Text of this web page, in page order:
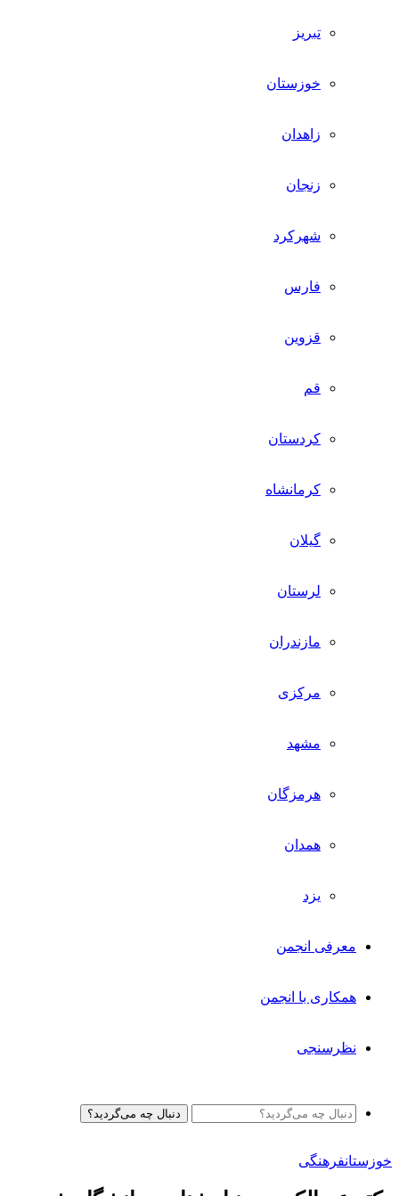
تبریز
خوزستان
زاهدان
زنجان
شهرکرد
فارس
قزوین
قم
کردستان
کرمانشاه
گیلان
لرستان
مازندران
مرکزی
مشهد
هرمزگان
همدان
یزد
معرفی انجمن
همکاری با انجمن
نظرسنجی
دنبال چه می‌گردید؟
خوزستانفرهنگی